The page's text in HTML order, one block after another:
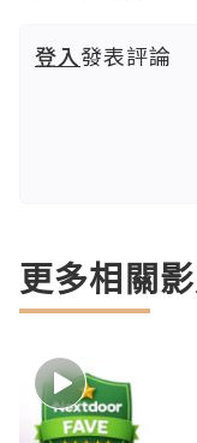
登入發表評論
更多相關